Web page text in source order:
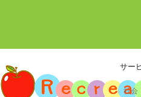
サー
社会